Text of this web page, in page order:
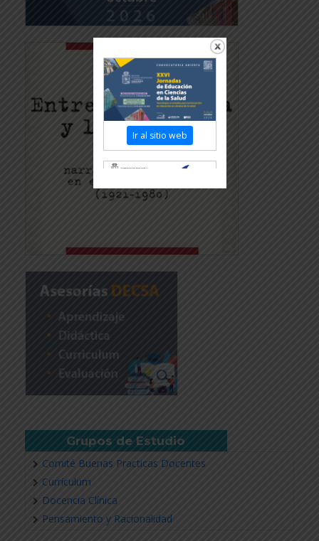
Grupos de Estudio
Comité Buenas Practicas Docentes
Currículum
Docencia Clínica
Pensamiento y Racionalidad
Ir al sitio web